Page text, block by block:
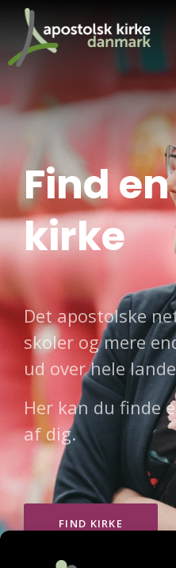
Find
kirke
Det apostolske
skoler og mere
ud over hele
Her kan du finde
af dig.
FIND KIRKE